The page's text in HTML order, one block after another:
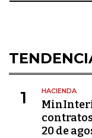
1 HACIENDA
20 de